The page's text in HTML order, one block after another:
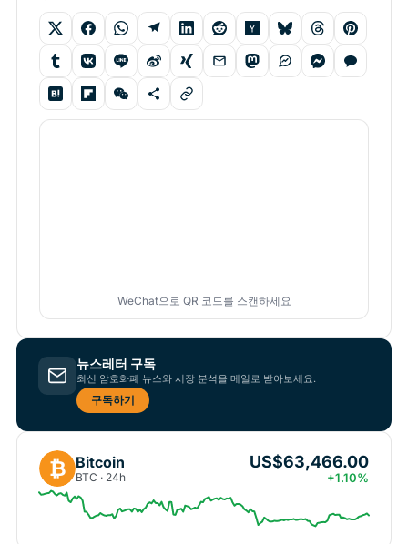
WeChat으로 QR 코드를 스캔하세요
뉴스레터 구독
최신 암호화폐 뉴스와 시장 분석을 메일로 받아보세요.
구독하기
₿ Bitcoin
BTC · 24h
US$63,466.00
+1.10%